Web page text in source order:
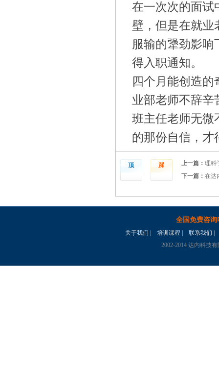
在一次次的面试
壁，但是在就业
服输的犟劲影
得入职通知。
四个月能创造
业部老师不辞辛
班主任老师无微
的那份自信，才
顶 踩 上一篇： 理科
下一篇： 在达
全国免费咨询
关于我们 培训课程 联系我们
2002-2014 达内科技